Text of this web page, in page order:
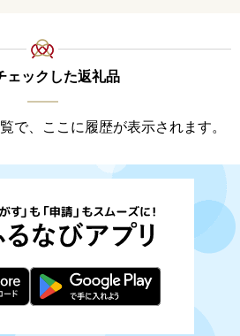
ェックした返礼品
で、ここに履歴が表示されます。